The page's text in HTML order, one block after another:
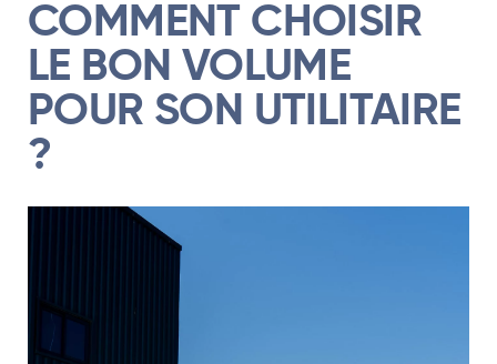
COMMENT CHOISIR
LE BON VOLUME
POUR SON UTILITAIRE
?